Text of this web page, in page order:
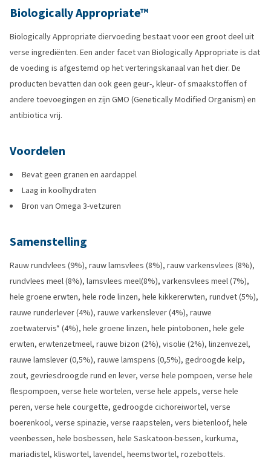
Biologically Appropriate™
Biologically Appropriate diervoeding bestaat voor een groot deel uit
verse ingrediënten. Een ander facet van Biologically Appropriate is dat
de voeding is afgestemd op het verteringskanaal van het dier. De
producten bevatten dan ook geen geur-, kleur- of smaakstoffen of
andere toevoegingen en zijn GMO (Genetically Modified Organism) en
antibiotica vrij.
Voordelen
Bevat geen granen en aardappel
Laag in koolhydraten
Bron van Omega 3-vetzuren
Samenstelling
Rauw rundvlees (9%), rauw lamsvlees (8%), rauw varkensvlees (8%),
rundvlees meel (8%), lamsvlees meel(8%), varkensvlees meel (7%),
hele groene erwten, hele rode linzen, hele kikkererwten, rundvet (5%),
rauwe runderlever (4%), rauwe varkenslever (4%), rauwe
zoetwatervis* (4%), hele groene linzen, hele pintobonen, hele gele
erwten, erwtenzetmeel, rauwe bizon (2%), visolie (2%), linzenvezel,
rauwe lamslever (0,5%), rauwe lamspens (0,5%), gedroogde kelp,
zout, gevriesdroogde rund en lever, verse hele pompoen, verse hele
flespompoen, verse hele wortelen, verse hele appels, verse hele
peren, verse hele courgette, gedroogde cichoreiwortel, verse
boerenkool, verse spinazie, verse raapstelen, vers bietenloof, hele
veenbessen, hele bosbessen, hele Saskatoon-bessen, kurkuma,
mariadistel, kliswortel, lavendel, heemstwortel, rozebottels.